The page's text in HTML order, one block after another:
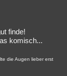
finde!
komisch...
die Augen lieber erst